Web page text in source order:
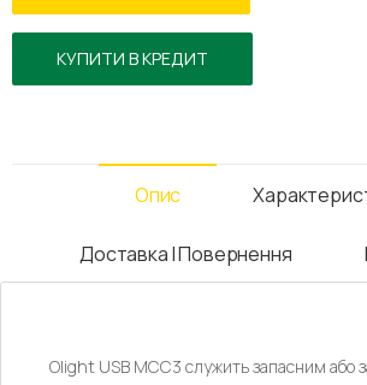
КУПИТИ В КРЕДИТ
Опис
Доставка І Повернення
Olight USB MCC3 служить запасним або